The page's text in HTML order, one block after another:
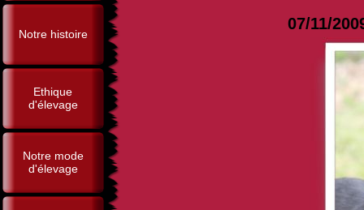
Notre histoire
Ethique
d'élevage
Notre mode
d'élevage
07/11/